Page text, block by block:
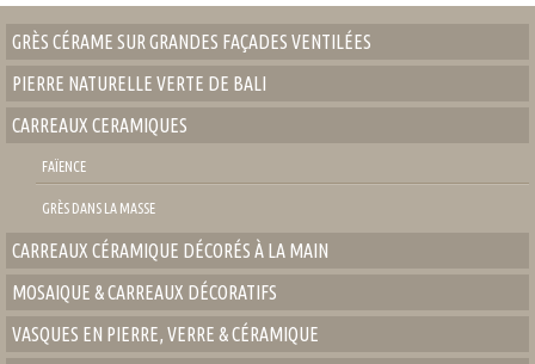
GRÈS CÉRAME SUR GRANDES FAÇADES VENTILÉES
PIERRE NATURELLE VERTE DE BALI
CARREAUX CERAMIQUES
FAÏENCE
GRÈS DANS LA MASSE
CARREAUX CÉRAMIQUE DÉCORÉS À LA MAIN
MOSAIQUE & CARREAUX DÉCORATIFS
VASQUES EN PIERRE, VERRE & CÉRAMIQUE